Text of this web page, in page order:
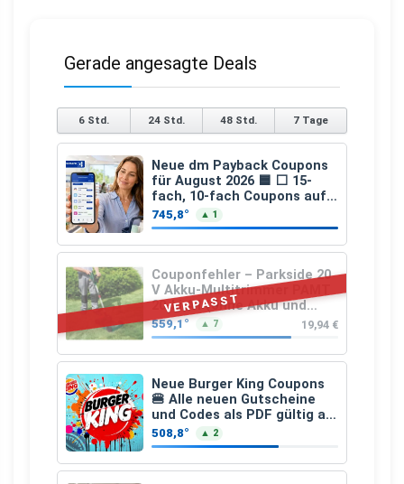
Gerade angesagte Deals
6 Std. 24 Std. 48 Std. 7 Tage
Neue dm Payback Coupons
für August 2026 🟦 ⬜ 15-
fach, 10-fach Coupons auf
den gesamten Einkauf ab 2
€
745,8° ▲ 1
VERPASST
Couponfehler – Parkside 20
V Akku-Multitrimmer PAMT
20-Li A1 (ohne Akku und
Ladegerät)
559,1° ▲ 7 19,94 €
Neue Burger King Coupons
🍔 Alle neuen Gutscheine
und Codes als PDF gültig ab
25.07.2026 bis 04.09.2026
508,8° ▲ 2